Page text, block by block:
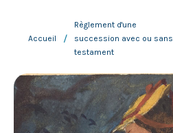
Accueil /
Règlement d'une
succession avec ou sans
testament